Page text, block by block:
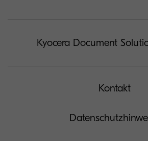
Kyocera Document
Kontakt